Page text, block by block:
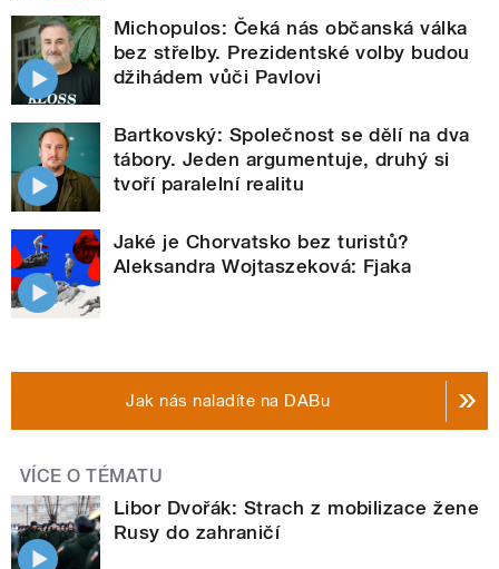
Michopulos: Čeká nás občanská válka
bez střelby. Prezidentské volby budou
džihádem vůči Pavlovi
Bartkovský: Společnost se dělí na dva
tábory. Jeden argumentuje, druhý si
tvoří paralelní realitu
Jaké je Chorvatsko bez turistů?
Aleksandra Wojtaszeková: Fjaka
Jak nás naladíte na DABu
VÍCE O TÉMATU
Libor Dvořák: Strach z mobilizace žene
Rusy do zahraničí